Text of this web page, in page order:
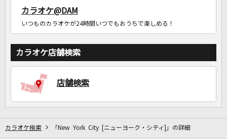
カラオケ@DAM
いつものカラオケが24時間いつでもおうちで楽しめる！
カラオケ店舗検索
店舗検索
カラオケ検索 「New York City [ニューヨーク・シティ]」の詳細